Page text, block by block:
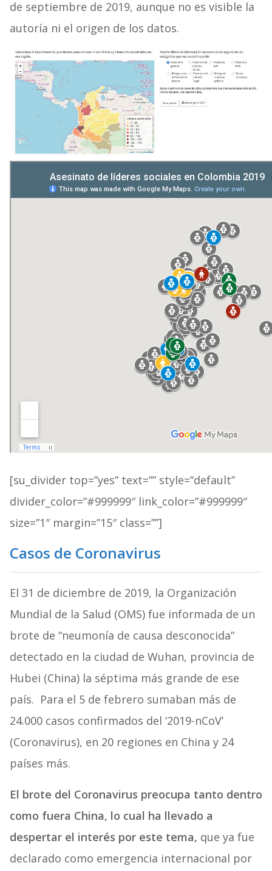
de septiembre de 2019, aunque no es visible la
autoría ni el origen de los datos.
[su_divider top=”yes” text=”” style=”default”
divider_color=”#999999″ link_color=”#999999″
size=”1″ margin=”15″ class=””]
Casos de Coronavirus
El 31 de diciembre de 2019, la Organización
Mundial de la Salud (OMS) fue informada de un
brote de “neumonía de causa desconocida”
detectado en la ciudad de Wuhan, provincia de
Hubei (China) la séptima más grande de ese
país. Para el 5 de febrero sumaban más de
24.000 casos confirmados del ‘2019-nCoV’
(Coronavirus), en 20 regiones en China y 24
países más.
El brote del Coronavirus preocupa tanto dentro
como fuera China, lo cual ha llevado a
despertar el interés por este tema, que ya fue
declarado como emergencia internacional por